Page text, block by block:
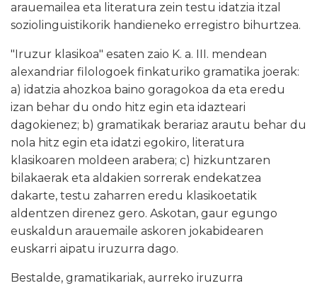
arauemailea eta literatura zein testu idatzia itzal
soziolinguistikorik handieneko erregistro bihurtzea.
"Iruzur klasikoa" esaten zaio K. a. III. mendean
alexandriar filologoek finkaturiko gramatika joerak:
a) idatzia ahozkoa baino goragokoa da eta eredu
izan behar du ondo hitz egin eta idazteari
dagokienez; b) gramatikak berariaz arautu behar du
nola hitz egin eta idatzi egokiro, literatura
klasikoaren moldeen arabera; c) hizkuntzaren
bilakaerak eta aldakien sorrerak endekatzea
dakarte, testu zaharren eredu klasikoetatik
aldentzen direnez gero. Askotan, gaur egungo
euskaldun arauemaile askoren jokabidearen
euskarri aipatu iruzurra dago.
Bestalde, gramatikariak, aurreko iruzurra